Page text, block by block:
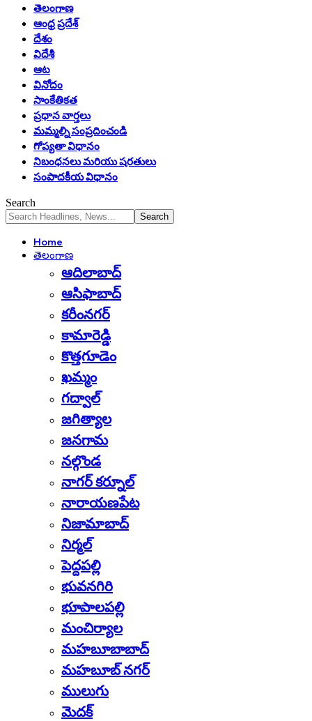
తెలంగాణ
ఆంధ్ర ప్రదేశ్
దేశం
విదేశీ
ఆట
వినోదం
సాంకేతికత
ప్రధాన వార్తలు
మమ్మల్ని సంప్రదించండి
గోప్యతా విధానం
నిబంధనలు మరియు షరతులు
సంపాదకీయ విధానం
Search
Home
తెలంగాణ
ఆదిలాబాద్
ఆసిఫాబాద్
కరీంనగర్
కామారెడ్డి
కొత్తగూడెం
ఖమ్మం
గద్వాల్
జగిత్యాల
జనగామ
నల్గొండ
నాగర్ కర్నూల్
నారాయణపేట
నిజామాబాద్
నిర్మల్
పెద్దపల్లి
భువనగిరి
భూపాలపల్లి
మంచిర్యాల
మహబూబాబాద్
మహబూబ్ నగర్
ములుగు
మెదక్